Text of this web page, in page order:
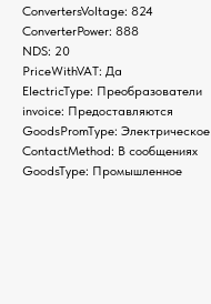
ConvertersVoltage: 824
ConverterPower: 888
NDS: 20
PriceWithVAT: Да
ElectricType: Преобразователи
invoice: Предоставляются
GoodsPromType: Электрическое
ContactMethod: В сообщениях
GoodsType: Промышленное